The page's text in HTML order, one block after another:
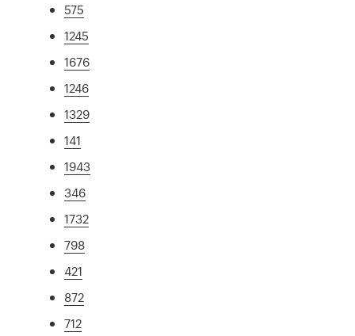
575
1245
1676
1246
1329
141
1943
346
1732
798
421
872
712